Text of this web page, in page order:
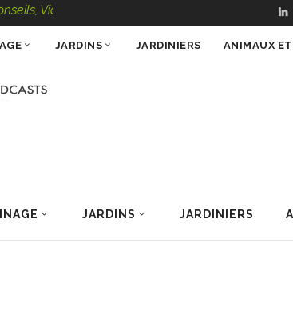
Podcasts – 100 % Nature
JARDINS JARDINIERS
JARDINS JARDINIERS ANIMAUX